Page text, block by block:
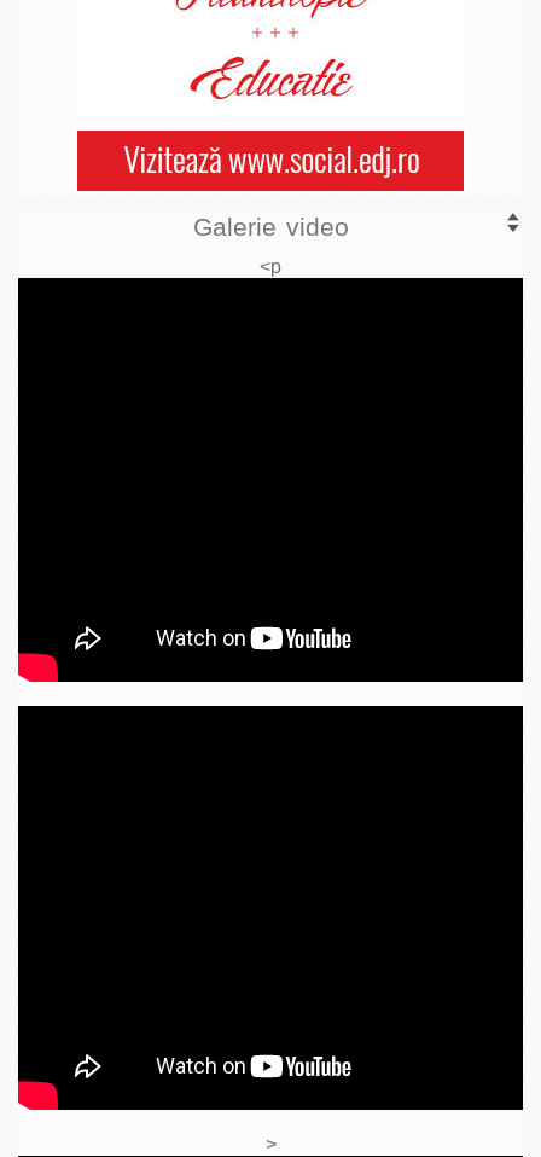
Galerie video
<p
>